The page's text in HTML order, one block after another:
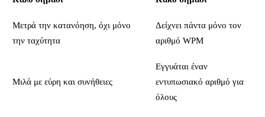
Μετρά την κατανόηση, όχι μόνο
την ταχύτητα
Δείχνει πάντα μόνο τον
αριθμό WPM
Μιλά με εύρη και συνήθειες
Εγγυάται έναν
εντυπωσιακό αριθμό για
όλους